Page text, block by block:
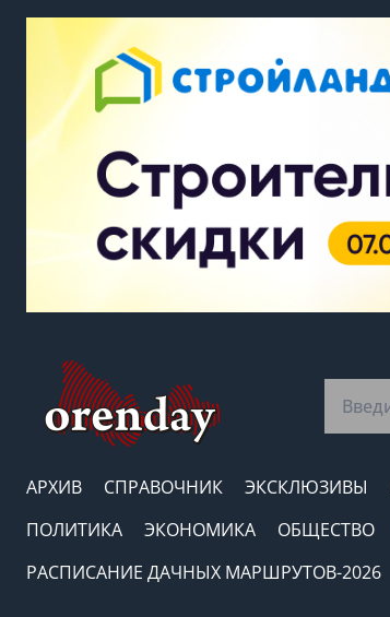
АРХИВ СПРАВОЧНИК ЭКСКЛЮЗИВЫ
ПОЛИТИКА
ЭКОНОМИКА ОБЩЕСТВО
РАСПИСАНИЕ ДАЧНЫХ МАРШРУТОВ-2026